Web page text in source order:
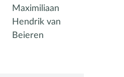
Maximiliaan
Hendrik van
Beieren